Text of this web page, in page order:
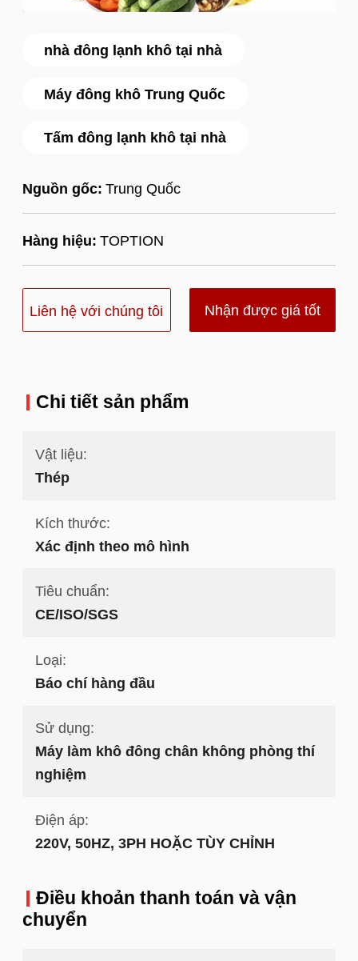
nhà đông lạnh khô tại nhà
Máy đông khô Trung Quốc
Tấm đông lạnh khô tại nhà
Nguồn gốc: Trung Quốc
Hàng hiệu: TOPTION
Liên hệ với chúng tôi Nhận được giá tốt
Chi tiết sản phẩm
Vật liệu:
Thép
Kích thước:
Xác định theo mô hình
Tiêu chuẩn:
CE/ISO/SGS
Loại:
Báo chí hàng đầu
Sử dụng:
Máy làm khô đông chân không phòng thí
nghiệm
Điện áp:
220V, 50HZ, 3PH HOẶC TÙY CHỈNH
Điều khoản thanh toán và vận
chuyển